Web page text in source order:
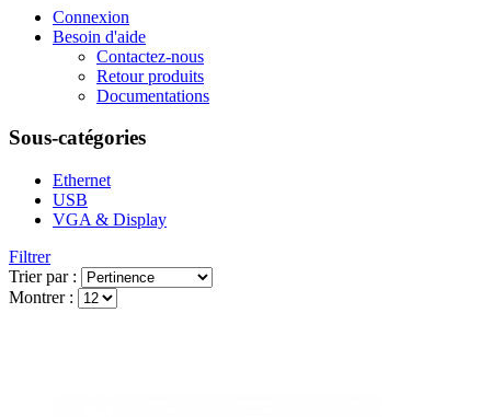
Connexion
Besoin d'aide
Contactez-nous
Retour produits
Documentations
Sous-catégories
Ethernet
USB
VGA & Display
Filtrer
Trier par :
Montrer :